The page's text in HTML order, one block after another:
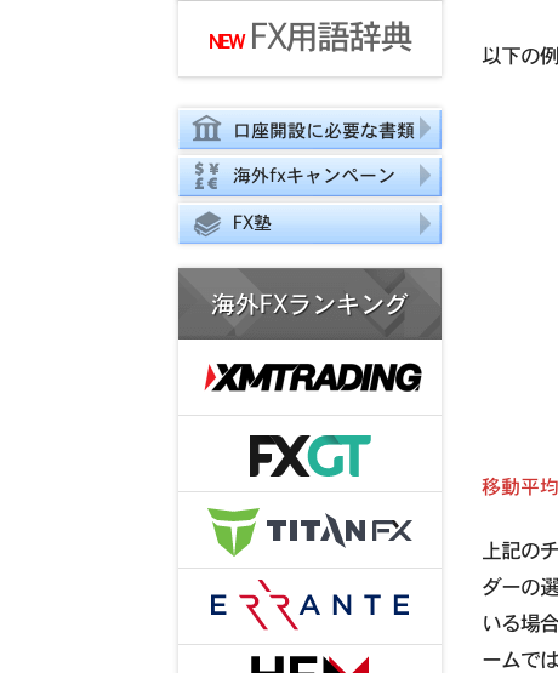
NEWFX用語辞典
口座開設に必要な書類
海外fxキャンペーン
FX塾
海外FXランキング
以下の例
移動平
上記の
ダーの
いる場
ームで